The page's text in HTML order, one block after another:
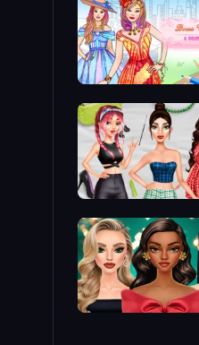
Brat Girl Summer
New Year's Eve Makeup